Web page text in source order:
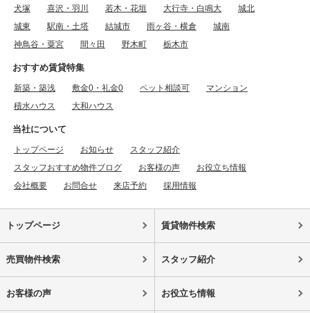
犬塚
喜沢・羽川 若木・花垣 大行寺・白鳴大
城北
城東
駅南・土塔 結城市 雨ヶ谷・横倉
城南
神鳥谷・粟宮
間々田 野木町 栃木市
おすすめ賃貸特集
新築・築浅 敷金0・礼金0 ペット相談可
マンション
積水ハウス
大和ハウス
当社について
トップページ お知らせ
スタッフ紹介
スタッフおすすめ物件ブログ
お客様の声
お役立ち情報
会社概要
お問合せ 来店予約 採用情報
トップページ 賃貸物件検索
売買物件検索 スタッフ紹介
お客様の声 お役立ち情報